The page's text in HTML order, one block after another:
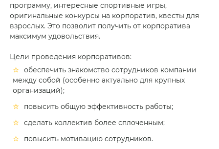
программу, интересные спортивные игры,
оригинальные конкурсы на корпоратив, квесты для
взрослых. Это позволит получить от корпоратива
максимум удовольствия.
Цели проведения корпоративов:
обеспечить знакомство сотрудников компании
между собой (особенно актуально для крупных
организаций);
повысить общую эффективность работы;
сделать коллектив более сплоченным;
повысить мотивацию сотрудников.